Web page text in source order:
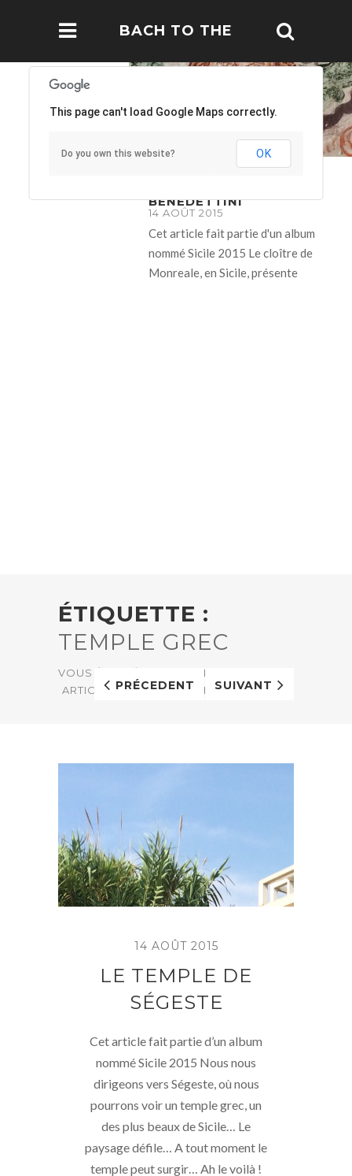
BACH TO THE
BENEDETTINI
14 AOÛT 2015
Cet article fait partie d'un album
nommé Sicile 2015 Le cloître de
Monreale, en Sicile, présente
This page can't load Google Maps correctly.
Do you own this website? OK
ÉTIQUETTE :
TEMPLE GREC
VOUS ÊTES LÀ:
ACCUEIL
ARTICLES AVEC LE TAG "TEMPLE GREC"
PRÉCEDENT SUIVANT
14 AOÛT 2015
LE TEMPLE DE
SÉGESTE
Cet article fait partie d’un album
nommé Sicile 2015 Nous nous
dirigeons vers Ségeste, où nous
pourrons voir un temple grec, un
des plus beaux de Sicile… Le
paysage défile… A tout moment le
temple peut surgir… Ah le voilà !